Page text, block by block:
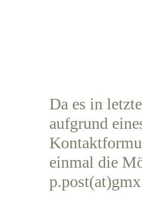
Da es in
aufgrund
einmal die